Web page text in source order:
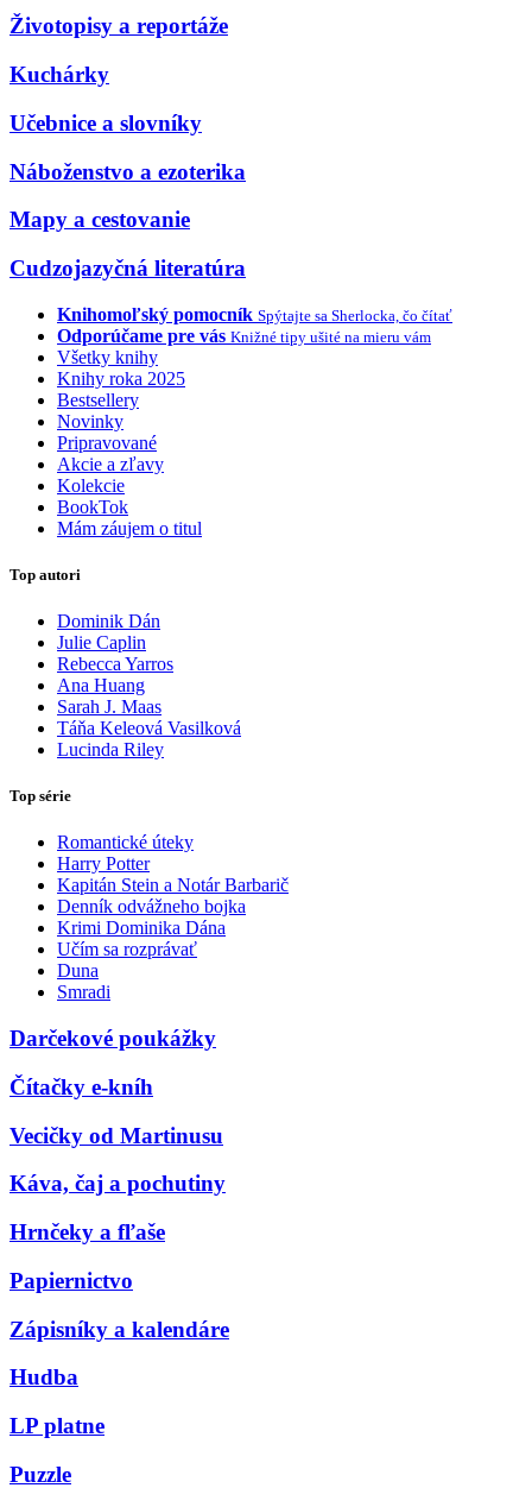
Životopisy a reportáže
Kuchárky
Učebnice a slovníky
Náboženstvo a ezoterika
Mapy a cestovanie
Cudzojazyčná literatúra
Knihomoľský pomocník Spýtajte sa Sherlocka, čo čítať
Odporúčame pre vás Knižné tipy ušité na mieru vám
Všetky knihy
Knihy roka 2025
Bestsellery
Novinky
Pripravované
Akcie a zľavy
Kolekcie
BookTok
Mám záujem o titul
Top autori
Dominik Dán
Julie Caplin
Rebecca Yarros
Ana Huang
Sarah J. Maas
Táňa Keleová Vasilková
Lucinda Riley
Top série
Romantické úteky
Harry Potter
Kapitán Stein a Notár Barbarič
Denník odvážneho bojka
Krimi Dominika Dána
Učím sa rozprávať
Duna
Smradi
Darčekové poukážky
Čítačky e-kníh
Vecičky od Martinusu
Káva, čaj a pochutiny
Hrnčeky a fľaše
Papiernictvo
Zápisníky a kalendáre
Hudba
LP platne
Puzzle